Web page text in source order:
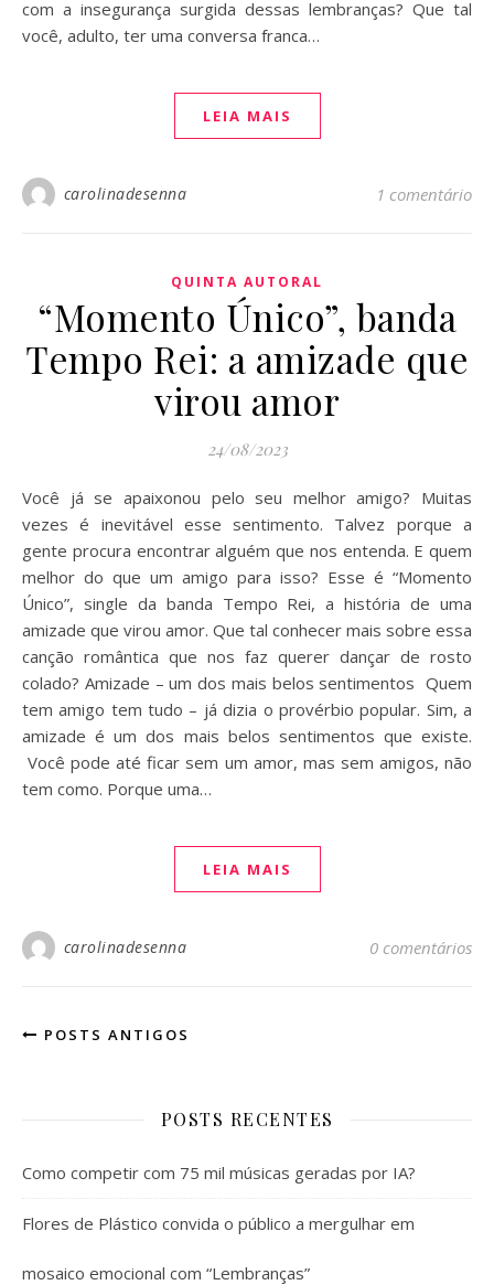
com a insegurança surgida dessas lembranças? Que tal
você, adulto, ter uma conversa franca…
LEIA MAIS
carolinadesenna 1 comentário
QUINTA AUTORAL
“Momento Único”, banda
Tempo Rei: a amizade que
virou amor
24/08/2023
Você já se apaixonou pelo seu melhor amigo? Muitas
vezes é inevitável esse sentimento. Talvez porque a
gente procura encontrar alguém que nos entenda. E quem
melhor do que um amigo para isso? Esse é “Momento
Único”, single da banda Tempo Rei, a história de uma
amizade que virou amor. Que tal conhecer mais sobre essa
canção romântica que nos faz querer dançar de rosto
colado? Amizade – um dos mais belos sentimentos Quem
tem amigo tem tudo – já dizia o provérbio popular. Sim, a
amizade é um dos mais belos sentimentos que existe.
Você pode até ficar sem um amor, mas sem amigos, não
tem como. Porque uma…
LEIA MAIS
carolinadesenna 0 comentários
POSTS ANTIGOS
POSTS RECENTES
Como competir com 75 mil músicas geradas por IA?
Flores de Plástico convida o público a mergulhar em
mosaico emocional com “Lembranças”